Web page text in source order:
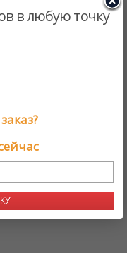
в любую точку